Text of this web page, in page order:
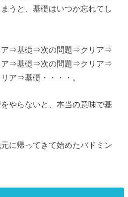
うと、基礎はいつか忘れてし
⇒基礎⇒次の問題⇒クリア⇒
⇒基礎⇒次の問題⇒クリア⇒
ア⇒基礎・・・・。
やらないと、本当の意味で基
に帰ってきて始めたバドミン